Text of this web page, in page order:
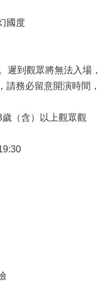
國度
遲到觀眾將無法入場，
請務必留意開演時間，
（含）以上觀眾觀